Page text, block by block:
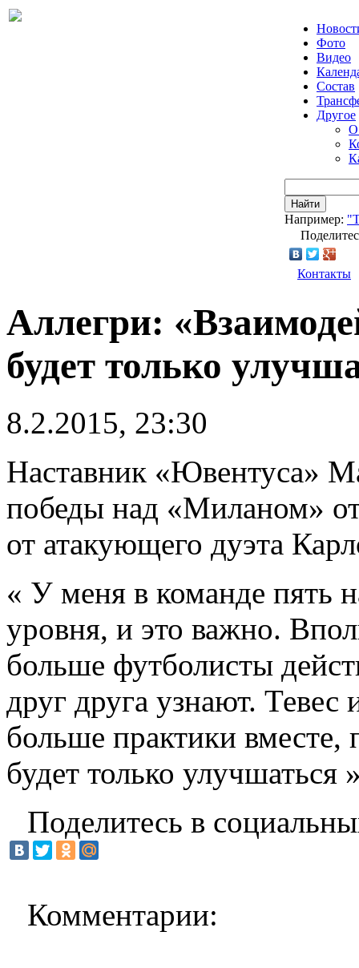
Фото
Видео
Состав
Другое
О
Найти
Например:
Контакты
Аллегри:
будет только
8.2.2015, 23:30
Наставник «Ювентуса»
победы над «Миланом»
от атакующего дуэта
« У меня в команде пять
уровня, и это важно.
больше футболисты
друг друга узнают.
больше практики вместе,
будет только
Поделитесь в
Комментарии: